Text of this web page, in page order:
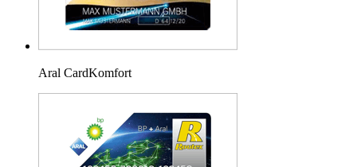
Aral CardKomfort